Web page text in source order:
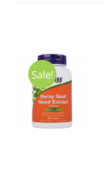
Sale!